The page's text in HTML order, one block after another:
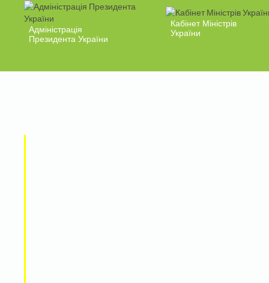
Адміністрація
Президента України
Кабінет Міністрів
України